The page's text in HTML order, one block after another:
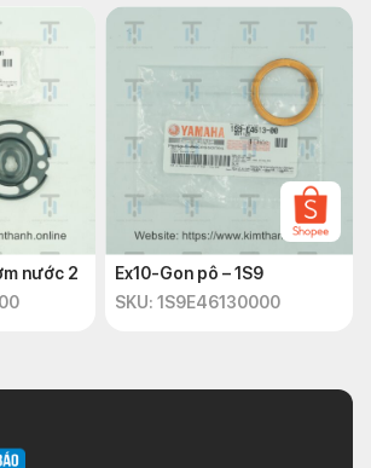
nước 2
Ex10-Gon pô – 1S9
SKU: 1S9E46130000